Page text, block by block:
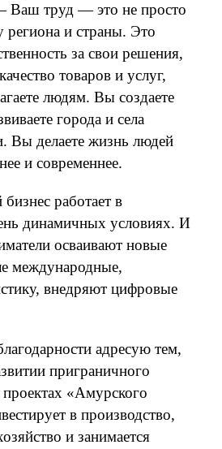
Ваш труд — это не просто
региона и страны. Это
за свои решения,
товаров и услуг,
людям. Вы создаете
города и села
Вы делаете жизнь людей
и современнее.
работает в
динамичных условиях. И
осваивают новые
международные,
внедряют цифровые
адресую тем,
приграничного
проектах «Амурского
в производство,
и занимается